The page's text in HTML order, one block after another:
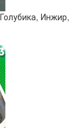
Инжир,